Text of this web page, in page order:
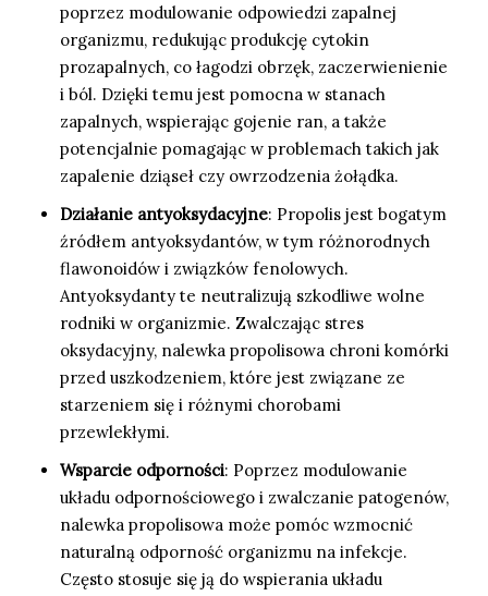
poprzez modulowanie odpowiedzi zapalnej
organizmu, redukując produkcję cytokin
prozapalnych, co łagodzi obrzęk, zaczerwienienie
i ból. Dzięki temu jest pomocna w stanach
zapalnych, wspierając gojenie ran, a także
potencjalnie pomagając w problemach takich jak
zapalenie dziąseł czy owrzodzenia żołądka.
Działanie antyoksydacyjne: Propolis jest bogatym
źródłem antyoksydantów, w tym różnorodnych
flawonoidów i związków fenolowych.
Antyoksydanty te neutralizują szkodliwe wolne
rodniki w organizmie. Zwalczając stres
oksydacyjny, nalewka propolisowa chroni komórki
przed uszkodzeniem, które jest związane ze
starzeniem się i różnymi chorobami
przewlekłymi.
Wsparcie odporności: Poprzez modulowanie
układu odpornościowego i zwalczanie patogenów,
nalewka propolisowa może pomóc wzmocnić
naturalną odporność organizmu na infekcje.
Często stosuje się ją do wspierania układu